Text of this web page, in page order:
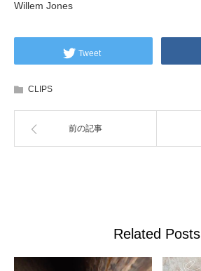
Willem Jones
Tweet
CLIPS
前の記事
Related Posts